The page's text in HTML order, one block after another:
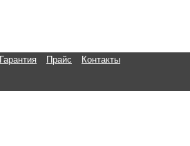
Гарантия Прайс
Контакты